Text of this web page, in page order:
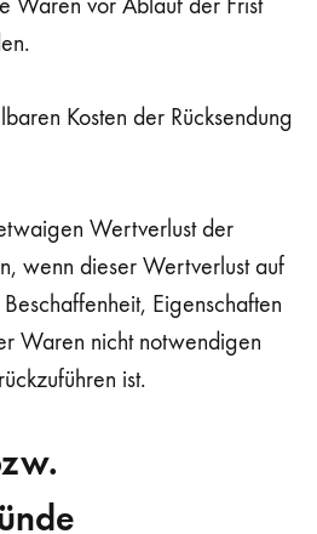
Kosten der Rücksendung
Wertverlust der
wenn dieser Wertverlust auf
Eigenschaften
Waren nicht notwendigen
ist.